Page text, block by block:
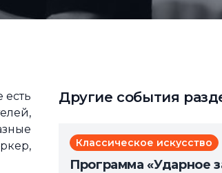
Другие события
Классическое искусство
Программа «Ударное